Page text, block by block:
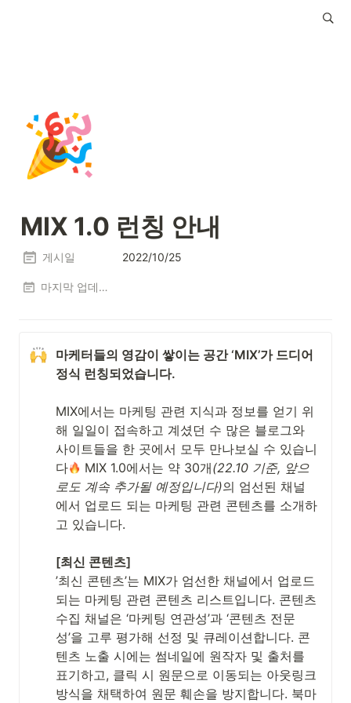
🎉
MIX 1.0 런칭 안내
게시일 2022/10/25
마지막 업데이트
마케터들의 영감이 쌓이는 공간 ‘MIX’가 드디어
정식 런칭되었습니다.
MIX에서는 마케팅 관련 지식과 정보를 얻기 위
해 일일이 접속하고 계셨던 수 많은 블로그와
사이트들을 한 곳에서 모두 만나보실 수 있습니
다
MIX 1.0에서는 약 30개(22.10 기준, 앞으
로도 계속 추가될 예정입니다)의 엄선된 채널
에서 업로드 되는 마케팅 관련 콘텐츠를 소개하
고 있습니다.
’최신 콘텐츠’는 MIX가 엄선한 채널에서 업로드
되는 마케팅 관련 콘텐츠 리스트입니다. 콘텐츠
수집 채널은 ‘마케팅 연관성’과 ‘콘텐츠 전문
성’을 고루 평가해 선정 및 큐레이션합니다. 콘
텐츠 노출 시에는 썸네일에 원작자 및 출처를
표기하고, 클릭 시 원문으로 이동되는 아웃링크
방식을 채택하여 원문 훼손을 방지합니다. 북마